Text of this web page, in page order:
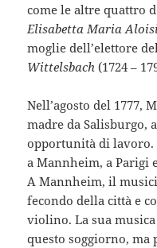
come le altre quattro
Elisabetta Maria
moglie dell’elettore
Wittelsbach (1724 –
Nell’agosto del 1777,
madre da Salisburgo,
opportunità di lavoro.
a Mannheim, a Parigi
A Mannheim, il
fecondo della città e
violino. La sua
questo soggiorno,